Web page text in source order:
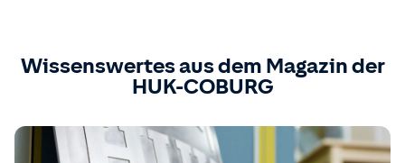
Wissenswertes aus dem Magazin der
HUK-COBURG